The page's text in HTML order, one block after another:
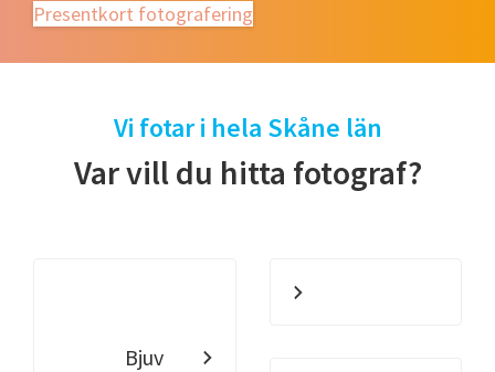
Presentkort fotografering
Vi fotar i hela Skåne län
Var vill du hitta fotograf?
Bjuv